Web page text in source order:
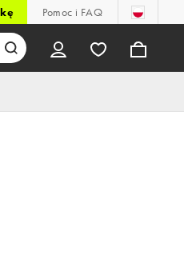
Pomoc i FAQ
zł (0%). Było 109,00 zł. (-